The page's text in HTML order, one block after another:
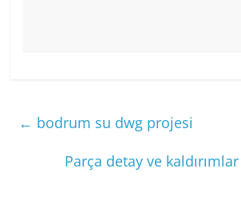
← bodrum su dwg projesi
Parça detay ve